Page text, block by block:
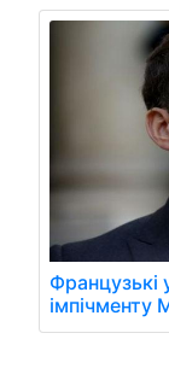
Французькі
імпічменту